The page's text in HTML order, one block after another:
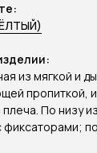
из мягкой и
пропиткой,
По низу
фиксаторами;